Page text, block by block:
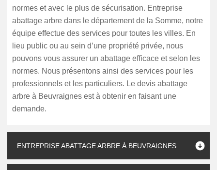
normes et avec le plus de sécurisation. Entreprise
abattage arbre dans le département de la Somme, notre
équipe effectue des services pour toutes les villes. En
lieu public ou au sein d’une propriété privée, nous
pouvons vous assurer un abattage efficace et selon les
normes. Nous présentons ainsi des services pour les
professionnels et les particuliers. Le devis abattage
arbre à Beuvraignes est à obtenir en faisant une
demande.
ENTREPRISE ABATTAGE ARBRE À BEUVRAIGNES